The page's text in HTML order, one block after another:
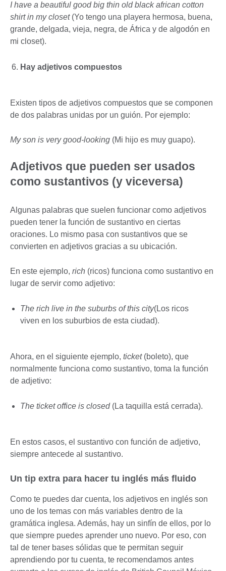
I have a beautiful good big thin old black african cotton
shirt in my closet(Yo tengo una playera hermosa, buena,
grande, delgada, vieja, negra, de África y de algodón en
mi closet).
Hay adjetivos compuestos
Existen tipos de adjetivos compuestos que se componen
de dos palabras unidas por un guión. Por ejemplo:
My son is very good-looking (Mi hijo es muy guapo).
Adjetivos que pueden ser usados
como sustantivos (y viceversa)
Algunas palabras que suelen funcionar como adjetivos
pueden tener la función de sustantivo en ciertas
oraciones. Lo mismo pasa con sustantivos que se
convierten en adjetivos gracias a su ubicación.
En este ejemplo, rich (ricos) funciona como sustantivo en
lugar de servir como adjetivo:
The rich live in the suburbs of this city(Los ricos
viven en los suburbios de esta ciudad).
Ahora, en el siguiente ejemplo, ticket (boleto), que
normalmente funciona como sustantivo, toma la función
de adjetivo:
The ticket office is closed (La taquilla está cerrada).
En estos casos, el sustantivo con función de adjetivo,
siempre antecede al sustantivo.
Un tip extra para hacer tu inglés más fluido
Como te puedes dar cuenta, los adjetivos en inglés son
uno de los temas con más variables dentro de la
gramática inglesa. Además, hay un sinfín de ellos, por lo
que siempre puedes aprender uno nuevo. Por eso, con
tal de tener bases sólidas que te permitan seguir
aprendiendo por tu cuenta, te recomendamos antes